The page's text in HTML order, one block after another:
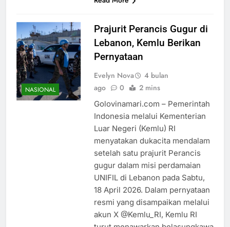
NASIONAL
Prajurit Perancis Gugur di
Lebanon, Kemlu Berikan
Pernyataan
Evelyn Nova
4 bulan
ago
0 2 mins
Golovinamari.com – Pemerintah
Indonesia melalui Kementerian
Luar Negeri (Kemlu) RI
menyatakan dukacita mendalam
setelah satu prajurit Perancis
gugur dalam misi perdamaian
UNIFIL di Lebanon pada Sabtu,
18 April 2026. Dalam pernyataan
resmi yang disampaikan melalui
akun X @Kemlu_RI, Kemlu RI